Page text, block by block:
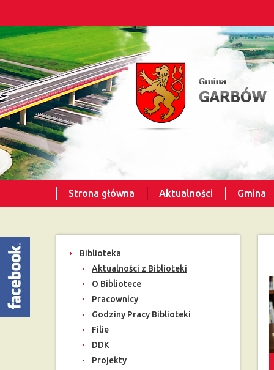
Strona główna Aktualności Gmina
Biblioteka
Aktualności z Biblioteki
O Bibliotece
Pracownicy
Godziny Pracy Biblioteki
Filie
DDK
Projekty